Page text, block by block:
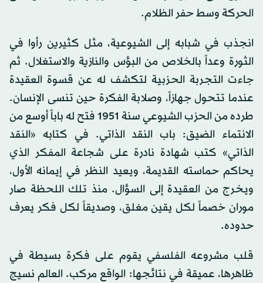
الحركة وسط حفر الظلام.
انجذب في شبابه إلى الشيوعية، مثل كثيرين رأوا في
الثورة وعداً بالخلاص من البؤس والنازية والاستغلال. ثم
جاءت التجربة الحزبية لتكشف له عن قسوة العقيدة
عندما تتحول جهازاً، وصلابة الفكرة حين تنسى الإنسان.
طرده من الحزب الشيوعي سنة 1951 فتح له باباً أوسع من
الانتماء الضيق: باب النقد الذاتي. في كتابه «النقد
الذاتي» كتب شهادة نادرة على شجاعة المفكر الذي
يحاكم حماسته القديمة، ويعيد النظر في إيمانه الأول،
ويخرج من العقيدة إلى السؤال. منذ تلك اللحظة صار
موران خصماً لكل يقين مغلق، وصديقاً لكل فكر يعرف
حدوده.
قلب مشروعه الفلسفي يقوم على فكرة بسيطة في
ظاهرها، عميقة في نتائجها: الواقع مركب. العالم نسيج